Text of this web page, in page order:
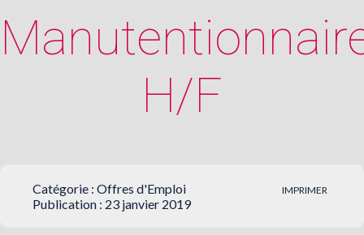
H/F
IMPRIMER
Catégorie : Offres d'Emploi
Publication : 23 janvier 2019